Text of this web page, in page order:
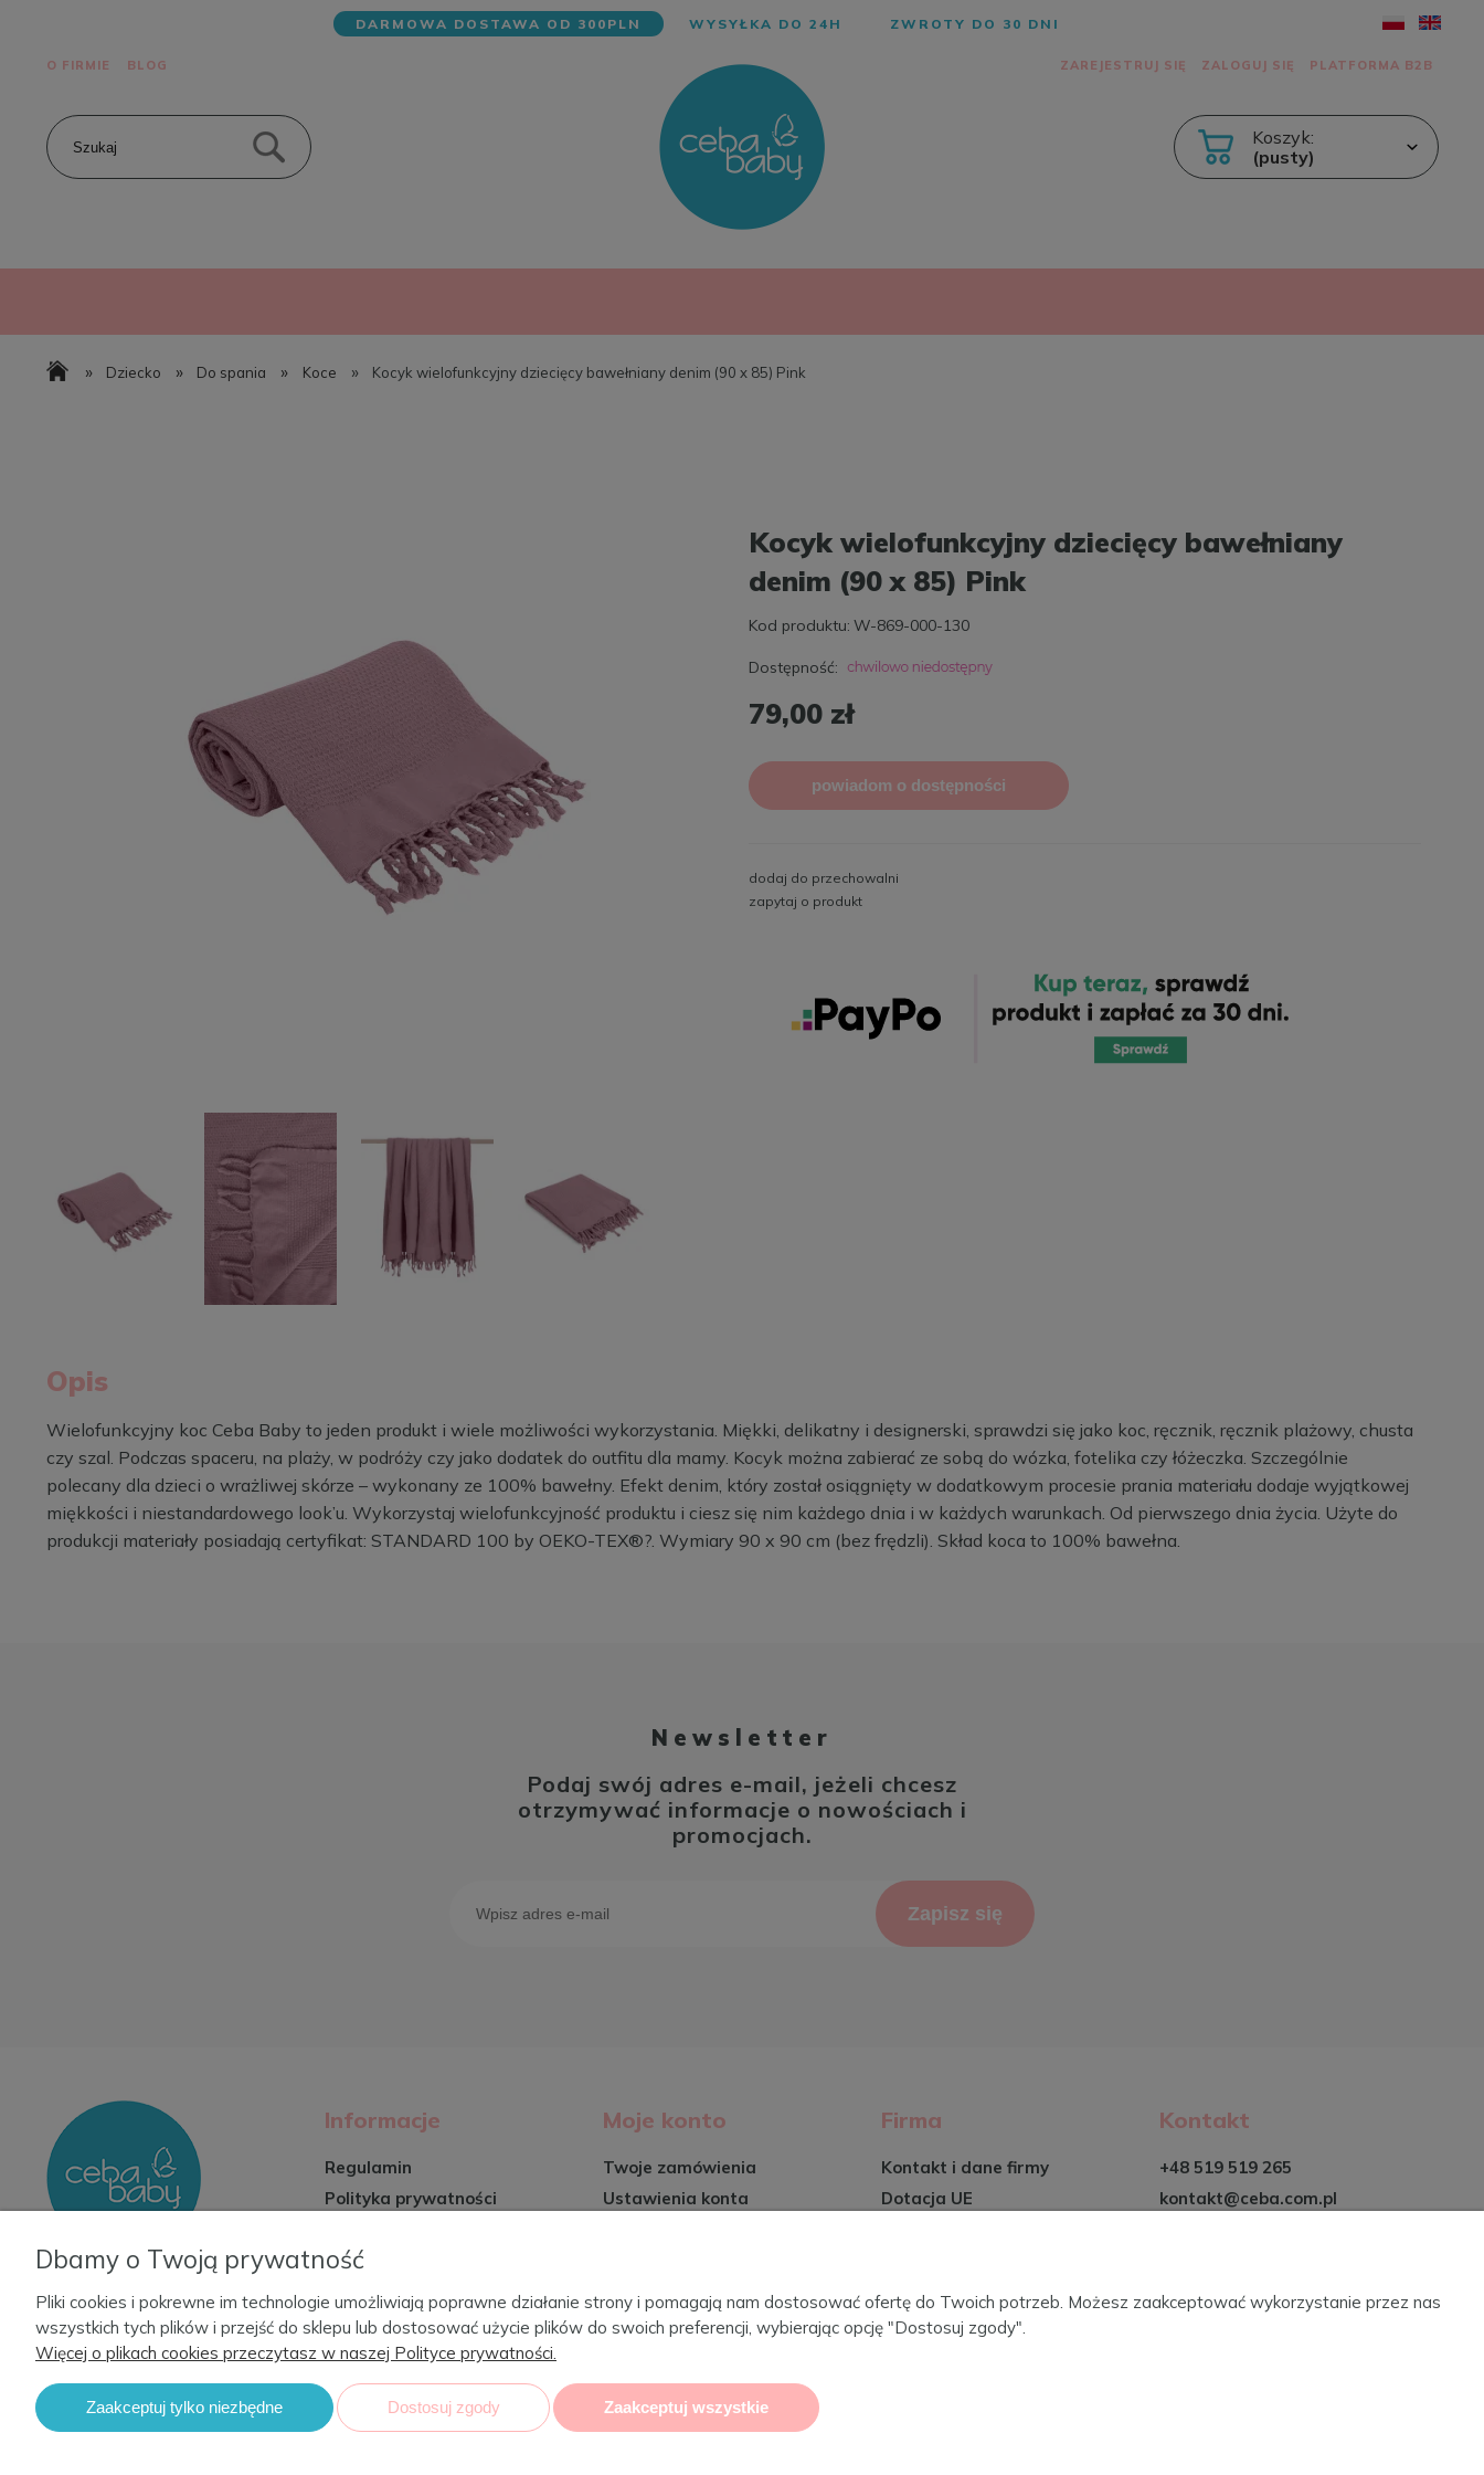
DARMOWA DOSTAWA OD 300PLN WYSYŁKA DO 24H ZWROTY DO 30 DNI
O FIRMIE BLOG ZAREJESTRUJ SIĘ ZALOGUJ SIĘ PLATFORMA B2B
Koszyk:
(pusty)
» Dziecko » Do spania » Koce » Kocyk wielofunkcyjny dziecięcy bawełniany denim (90 x 85) Pink
Kocyk wielofunkcyjny dziecięcy bawełniany
denim (90 x 85) Pink
Kod produktu: W-869-000-130
Dostępność:
79,00 zł
powiadom o dostępności
dodaj do przechowalni
zapytaj o produkt
Opis
Wielofunkcyjny koc Ceba Baby to jeden produkt i wiele możliwości wykorzystania. Miękki, delikatny i designerski, sprawdzi się jako koc, ręcznik, ręcznik plażowy, chusta
czy szal. Podczas spaceru, na plaży, w podróży czy jako dodatek do outfitu dla mamy. Kocyk można zabierać ze sobą do wózka, fotelika czy łóżeczka. Szczególnie
polecany dla dzieci o wrażliwej skórze – wykonany ze 100% bawełny. Efekt denim, który został osiągnięty w dodatkowym procesie prania materiału dodaje wyjątkowej
miękkości i niestandardowego look’u. Wykorzystaj wielofunkcyjność produktu i ciesz się nim każdego dnia i w każdych warunkach. Od pierwszego dnia życia. Użyte do
produkcji materiały posiadają certyfikat: STANDARD 100 by OEKO-TEX®?. Wymiary 90 x 90 cm (bez frędzli). Skład koca to 100% bawełna.
Newsletter
Podaj swój adres e-mail, jeżeli chcesz
otrzymywać informacje o nowościach i
promocjach.
Zapisz się
Informacje
Regulamin
Polityka prywatności
Formy płatności
Czas i koszty dostawy
Moje konto
Twoje zamówienia
Ustawienia konta
Firma
Kontakt i dane firmy
Dotacja UE
Blog
Kontakt
+48 519 519 265
kontakt@ceba.com.pl
Dbamy o Twoją prywatność
Pliki cookies i pokrewne im technologie umożliwiają poprawne działanie strony i pomagają nam dostosować ofertę do Twoich potrzeb. Możesz zaakceptować wykorzystanie przez nas
wszystkich tych plików i przejść do sklepu lub dostosować użycie plików do swoich preferencji, wybierając opcję "Dostosuj zgody".
Więcej o plikach cookies przeczytasz w naszej Polityce prywatności.
Zaakceptuj tylko niezbędne Dostosuj zgody Zaakceptuj wszystkie